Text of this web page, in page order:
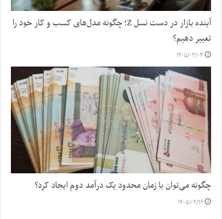
آینده بازار در دست نسل Z؛ چگونه مدل‌های کسب‌ و کار خود را
تغییر دهیم؟
۱۴۰۵/۰۳/۰۳
چگونه می‌توان با زمان محدود یک درآمد دوم ایجاد کرد؟
۱۴۰۵/۰۲/۱۶